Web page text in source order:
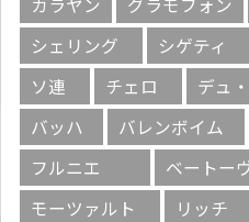
シェリング
シゲティ
ソ連
チェロ デュ
バッハ
バレンボイム
フルニエ
ベートー
モーツァルト
リッチ